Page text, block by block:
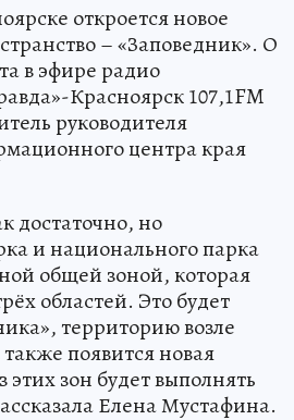
откроется новое
– «Заповедник». О
в эфире радио
Красноярск 107,1FM
руководителя
центра края
достаточно, но
и национального парка
общей зоной, которая
областей. Это будет
территорию возле
появится новая
зон будет выполнять
Елена Мустафина.